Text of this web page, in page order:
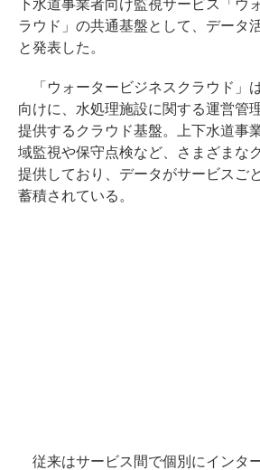
下水道事業者向け監視サービス「ウ
ラウド」の共通基盤として、データ
と発表した。
「ウォータービジネスクラウド」
向けに、水処理施設に関する運営管
提供するクラウド基盤。上下水道事
域監視や保守点検など、さまざまな
提供しており、データがサービスご
蓄積されている。
従来はサービス間で個別にインタ